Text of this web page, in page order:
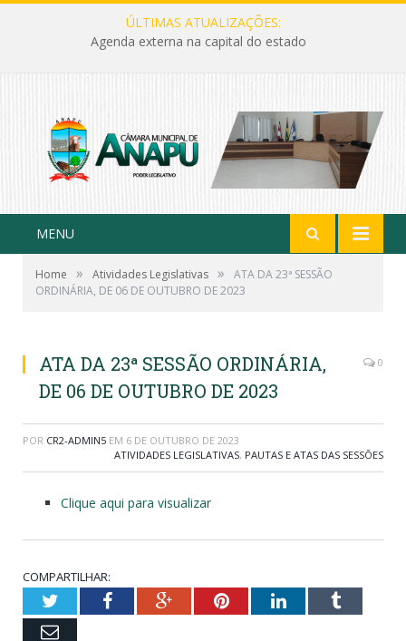
ÚLTIMAS ATUALIZAÇÕES:
Agenda externa na capital do estado
MENU
Home » Atividades Legislativas »
ATA DA 23ª SESSÃO
ORDINÁRIA, DE 06 DE OUTUBRO DE 2023
ATA DA 23ª SESSÃO ORDINÁRIA,
DE 06 DE OUTUBRO DE 2023
0
POR CR2-ADMIN5 EM 6 DE OUTUBRO DE 2023
ATIVIDADES LEGISLATIVAS, PAUTAS E ATAS DAS SESSÕES
Clique aqui para visualizar
COMPARTILHAR:
TwitterFacebookGoogle+PinterestLinkedInTumblr
Email